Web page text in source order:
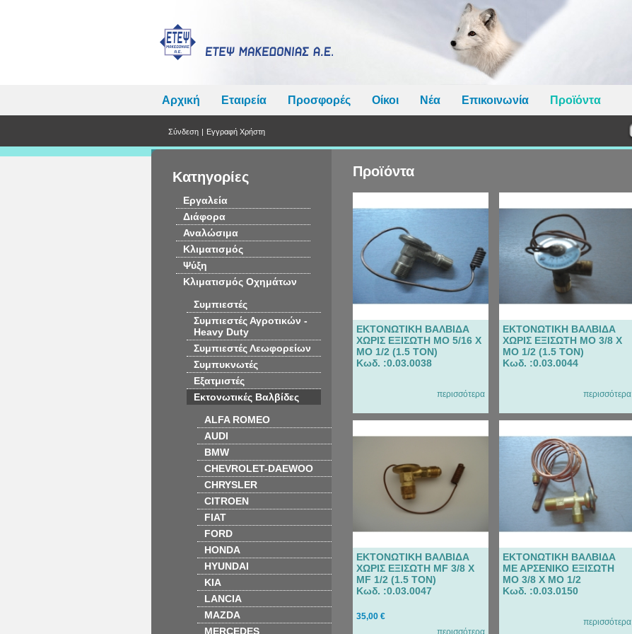
Αρχική Εταιρεία Προσφορές Οίκοι Νέα Επικοινωνία Προϊόντα
Σύνδεση | Εγγραφή Χρήστη
Κατηγορίες
Εργαλεία
Διάφορα
Αναλώσιμα
Κλιματισμός
Ψύξη
Κλιματισμός Οχημάτων
Συμπιεστές
Συμπιεστές Αγροτικών -
Heavy Duty
Συμπιεστές Λεωφορείων
Συμπυκνωτές
Εξατμιστές
Εκτονωτικές Βαλβίδες
ALFA ROMEO
AUDI
BMW
CHEVROLET-DAEWOO
CHRYSLER
CITROEN
FIAT
FORD
HONDA
HYUNDAI
KIA
LANCIA
MAZDA
MERCEDES
Προϊόντα
ΕΚΤΟΝΩΤΙΚΗ ΒΑΛΒΙΔΑ
ΧΩΡΙΣ ΕΞΙΣΩΤΗ MO 5/16 X
MO 1/2 (1.5 TON)
Κωδ. :0.03.0038
περισσότερα
ΕΚΤΟΝΩΤΙΚΗ ΒΑΛΒΙΔΑ
ΧΩΡΙΣ ΕΞΙΣΩΤΗ MO 3/8 X
MO 1/2 (1.5 TON)
Κωδ. :0.03.0044
περισσότερα
ΕΚΤΟΝΩΤΙΚΗ ΒΑΛΒΙΔΑ
ΧΩΡΙΣ ΕΞΙΣΩΤΗ MF 3/8 X
MF 1/2 (1.5 TON)
Κωδ. :0.03.0047
35,00 €
περισσότερα
ΕΚΤΟΝΩΤΙΚΗ ΒΑΛΒΙΔΑ
ΜΕ ΑΡΣΕΝΙΚΟ ΕΞΙΣΩΤΗ
ΜΟ 3/8 Χ ΜΟ 1/2
Κωδ. :0.03.0150
περισσότερα